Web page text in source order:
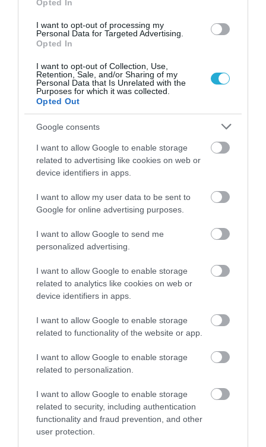
Opted In
I want to opt-out of processing my
Personal Data for Targeted Advertising.
Opted In
I want to opt-out of Collection, Use,
Retention, Sale, and/or Sharing of my
Personal Data that Is Unrelated with the
Purposes for which it was collected.
Opted Out
Google consents
I want to allow Google to enable storage
related to advertising like cookies on web or
device identifiers in apps.
I want to allow my user data to be sent to
Google for online advertising purposes.
I want to allow Google to send me
personalized advertising.
I want to allow Google to enable storage
related to analytics like cookies on web or
device identifiers in apps.
I want to allow Google to enable storage
related to functionality of the website or app.
I want to allow Google to enable storage
related to personalization.
I want to allow Google to enable storage
related to security, including authentication
functionality and fraud prevention, and other
user protection.
10.07.2026
Θερμοπληξία στα κατοικίδια: Τα
σημάδια που απαιτούν άμεση
δράση
Ο καύσωνας αυξάνει τον κίνδυνο για σκύλους και γάτες
Δείτε βίντεο: Πυροσβέστες της
ΕΜΑΚ στην Πάτρα έστησαν
επιχείρηση διάσωσης για γατάκι